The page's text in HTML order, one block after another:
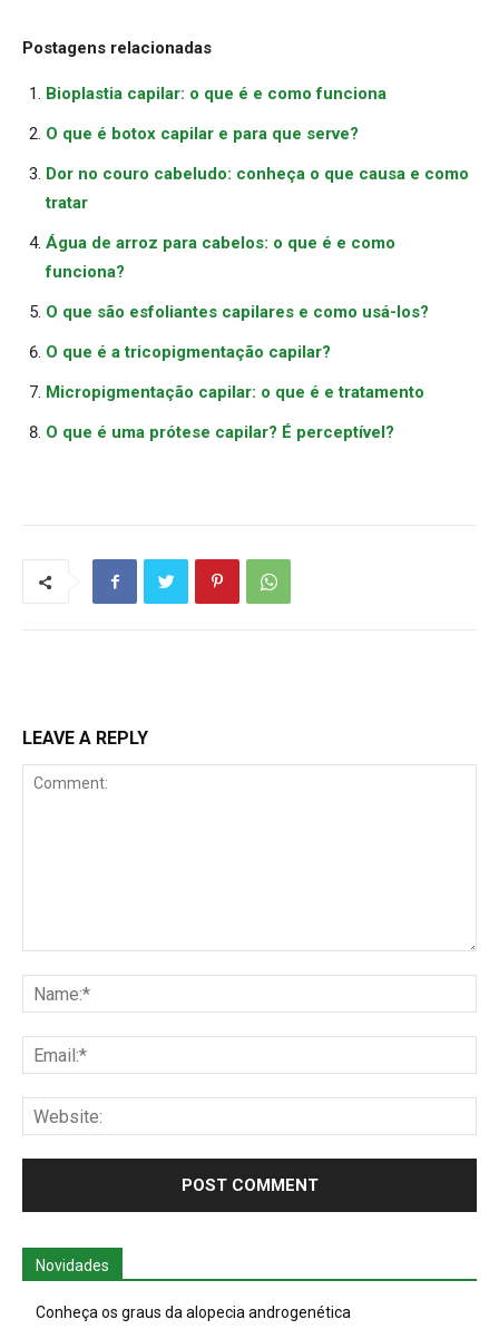
Postagens relacionadas
Bioplastia capilar: o que é e como funciona
O que é botox capilar e para que serve?
Dor no couro cabeludo: conheça o que causa e como
tratar
Água de arroz para cabelos: o que é e como
funciona?
O que são esfoliantes capilares e como usá-los?
O que é a tricopigmentação capilar?
Micropigmentação capilar: o que é e tratamento
O que é uma prótese capilar? É perceptível?
LEAVE A REPLY
Novidades
Conheça os graus da alopecia androgenética